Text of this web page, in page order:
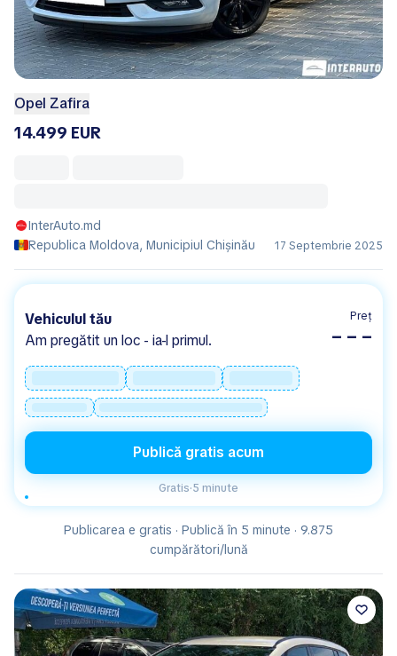
Opel Zafira
14.499 EUR
InterAuto.md
Republica Moldova, Municipiul Chișinău
17 Septembrie 2025
Vehiculul tău
Am pregătit un loc - ia-l primul.
Preț
– – –
Publică gratis acum
Gratis·5 minute
Publicarea e gratis · Publică în 5 minute · 9.875
cumpărători/lună